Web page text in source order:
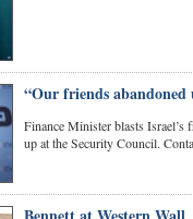
“Our friends
Finance Minister blasts
up at the Security Council.